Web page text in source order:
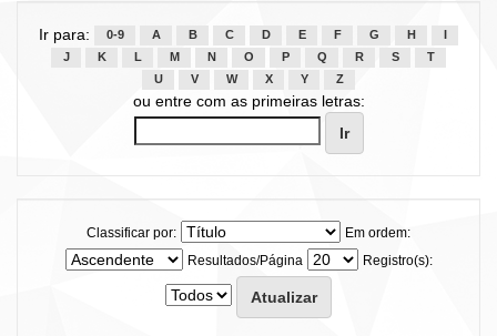
Ir para: 0-9 A B C D E F G H
J
K L M N O P Q R S
T
U
V W X Y Z
ou entre com as primeiras letras:
Classificar por:
Em ordem:
Resultados/Página
Registro(s):